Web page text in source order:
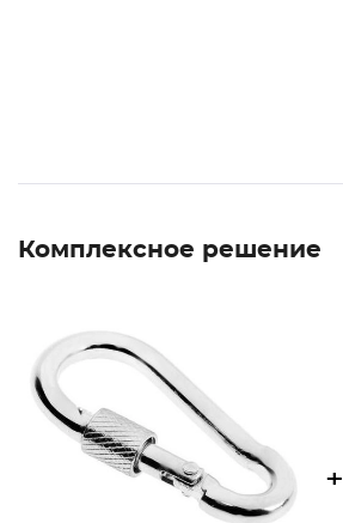
Комплексное решение
+